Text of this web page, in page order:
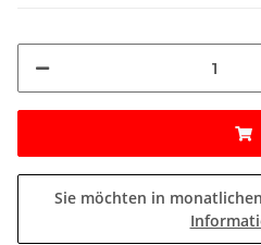
Sie möchten in